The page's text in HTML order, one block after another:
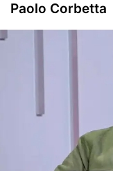
Paolo Corbetta